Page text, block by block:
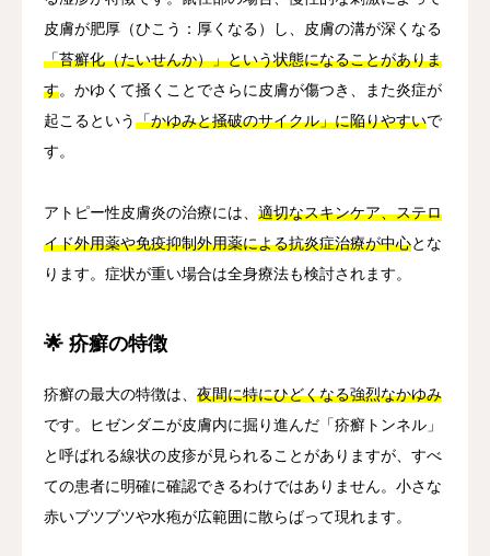
皮膚が肥厚（ひこう：厚くなる）し、皮膚の溝が深くなる
「苔癬化（たいせんか）」という状態になることがありま
す。かゆくて掻くことでさらに皮膚が傷つき、また炎症が
起こるという「かゆみと掻破のサイクル」に陥りやすいで
す。
アトピー性皮膚炎の治療には、 適切なスキンケア、ステロ
イド外用薬や免疫抑制外用薬による抗炎症治療が中心とな
ります。症状が重い場合は全身療法も検討されます。
🌟 疥癬の特徴
疥癬の最大の特徴は、 夜間に特にひどくなる強烈なかゆみ
です。ヒゼンダニが皮膚内に掘り進んだ「疥癬トンネル」
と呼ばれる線状の皮疹が見られることがありますが、すべ
ての患者に明確に確認できるわけではありません。小さな
赤いブツブツや水疱が広範囲に散らばって現れます。